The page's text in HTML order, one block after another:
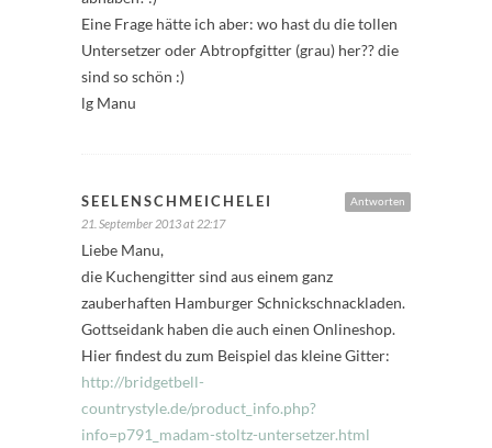
Eine Frage hätte ich aber: wo hast du die tollen
Untersetzer oder Abtropfgitter (grau) her?? die
sind so schön :)
lg Manu
Antworten
SEELENSCHMEICHELEI
21. September 2013 at 22:17
Liebe Manu,
die Kuchengitter sind aus einem ganz
zauberhaften Hamburger Schnickschnackladen.
Gottseidank haben die auch einen Onlineshop.
Hier findest du zum Beispiel das kleine Gitter:
http://bridgetbell-
countrystyle.de/product_info.php?
info=p791_madam-stoltz-untersetzer.html